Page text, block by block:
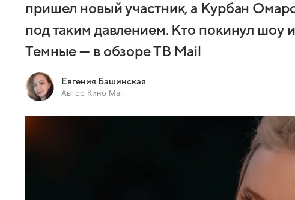
пришел новый участник, а Курбан
под таким давлением. Кто покинул шоу
Темные — в обзоре ТВ Mail
Евгения Башинская
Автор Кино Mail